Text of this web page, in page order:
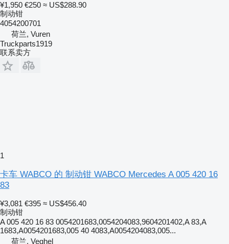
¥1,950 €250 ≈ US$288.90
制动钳
4054200701
荷兰, Vuren
Truckparts1919
联系卖方
1
卡车 WABCO 的 制动钳 WABCO Mercedes A 005 420 16
83
¥3,081 €395 ≈ US$456.40
制动钳
A 005 420 16 83 0054201683,0054204083,9604201402,A 83,A
1683,A0054201683,005 40 4083,A0054204083,005...
荷兰, Veghel